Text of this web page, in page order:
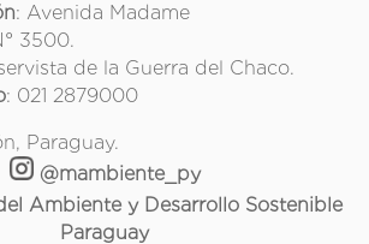
: Avenida Madame
3500.
de la Guerra del Chaco.
: 021 2879000
Paraguay.
@mambiente_py
Ambiente y Desarrollo Sostenible
Paraguay